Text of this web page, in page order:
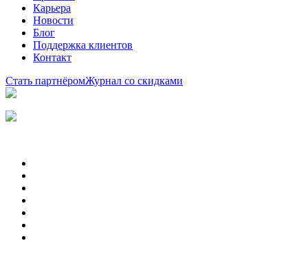
Карьера
Новости
Блог
Поддержка клиентов
Контакт
Стать партнёромЖурнал со скидками